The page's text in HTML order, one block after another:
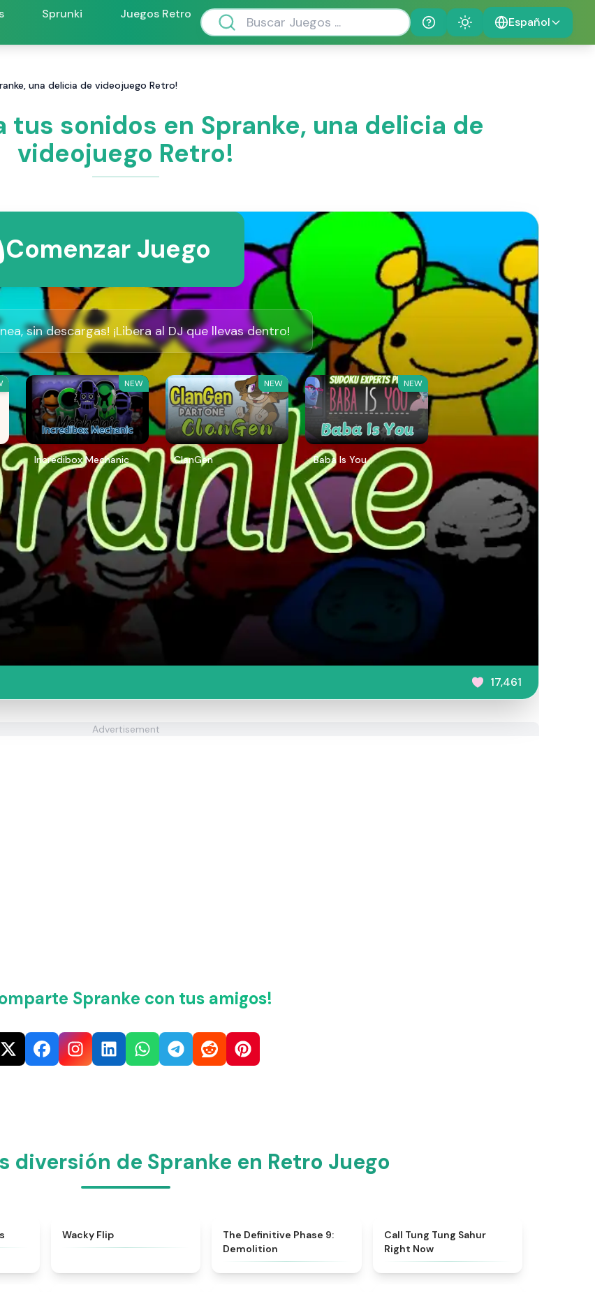
Sprunki
Juegos Retro
Help
Theme Español
una delicia de videojuego Retro!
tus sonidos en Spranke, una delicia de
videojuego Retro!
Comenzar Juego
sin descargas! ¡Libera al DJ que llevas dentro!
NEW
Incredibox Mechanic
NEW
ClanGen
NEW
Baba Is You
17,461
Advertisement
Spranke con tus amigos!
diversión de Spranke en Retro Juego
Wacky Flip ★
The Definitive Phase 9:
Demolition
Call Tung Tung Sahur
Right Now